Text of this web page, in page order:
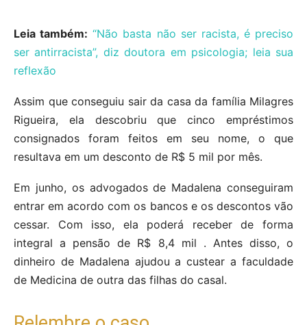
Leia também: “Não basta não ser racista, é preciso
ser antirracista”, diz doutora em psicologia; leia sua
reflexão
Assim que conseguiu sair da casa da família Milagres
Rigueira, ela descobriu que cinco empréstimos
consignados foram feitos em seu nome, o que
resultava em um desconto de R$ 5 mil por mês.
Em junho, os advogados de Madalena conseguiram
entrar em acordo com os bancos e os descontos vão
cessar. Com isso, ela poderá receber de forma
integral a pensão de R$ 8,4 mil . Antes disso, o
dinheiro de Madalena ajudou a custear a faculdade
de Medicina de outra das filhas do casal.